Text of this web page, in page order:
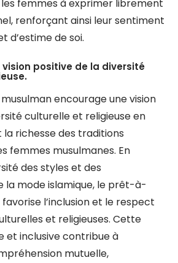
femmes à exprimer librement
renforçant ainsi leur sentiment
d’estime de soi.
vision positive de la diversité
encourage une vision
culturelle et religieuse en
richesse des traditions
femmes musulmanes. En
des styles et des
la mode islamique, le prêt-à-
l’inclusion et le respect
et religieuses. Cette
et inclusive contribue à
mutuelle,